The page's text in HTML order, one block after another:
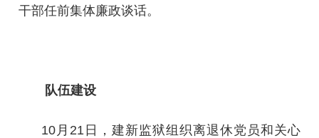
干部任前集体廉政谈话。
队伍建设
10月21日，建新监狱组织离退休党员和关心